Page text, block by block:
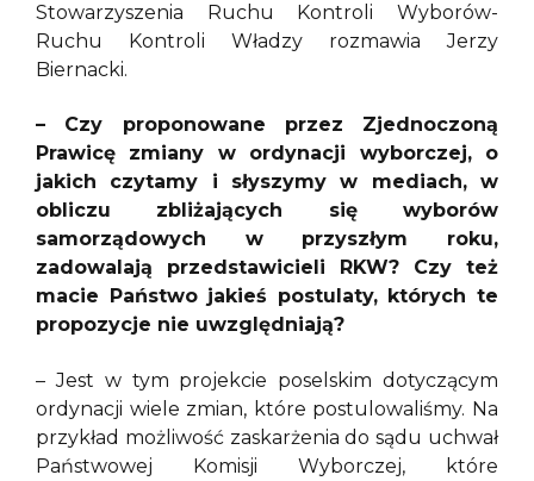
Stowarzyszenia Ruchu Kontroli Wyborów-
Ruchu Kontroli Władzy rozmawia Jerzy
Biernacki.
– Czy proponowane przez Zjednoczoną
Prawicę zmiany w ordynacji wyborczej, o
jakich czytamy i słyszymy w mediach, w
obliczu zbliżających się wyborów
samorządowych w przyszłym roku,
zadowalają przedstawicieli RKW? Czy też
macie Państwo jakieś postulaty, których te
propozycje nie uwzględniają?
– Jest w tym projekcie poselskim dotyczącym
ordynacji wiele zmian, które postulowaliśmy. Na
przykład możliwość zaskarżenia do sądu uchwał
Państwowej Komisji Wyborczej, które